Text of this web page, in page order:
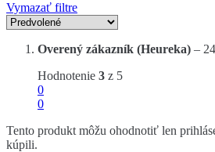
Vymazať filtre
Overený zákazník (Heureka) –
Hodnotenie 3 z 5
0
0
Tento produkt môžu ohodnotiť len
kúpili.